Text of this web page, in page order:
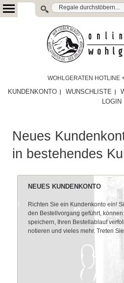
WOHLGERATEN HOTLINE
KUNDENKONTO WUNSCHLISTE
LOGIN
Neues
in bestehendes
NEUES KUNDENKONTO
Richten Sie ein Kundenkonto ein!
den Bestellvorgang geführt,
speichern, Ihren Bestellablauf
notieren und vieles mehr. Treten